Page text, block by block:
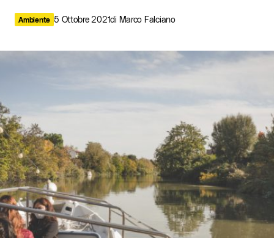
Ambiente 5 Ottobre 2021di Marco Falciano